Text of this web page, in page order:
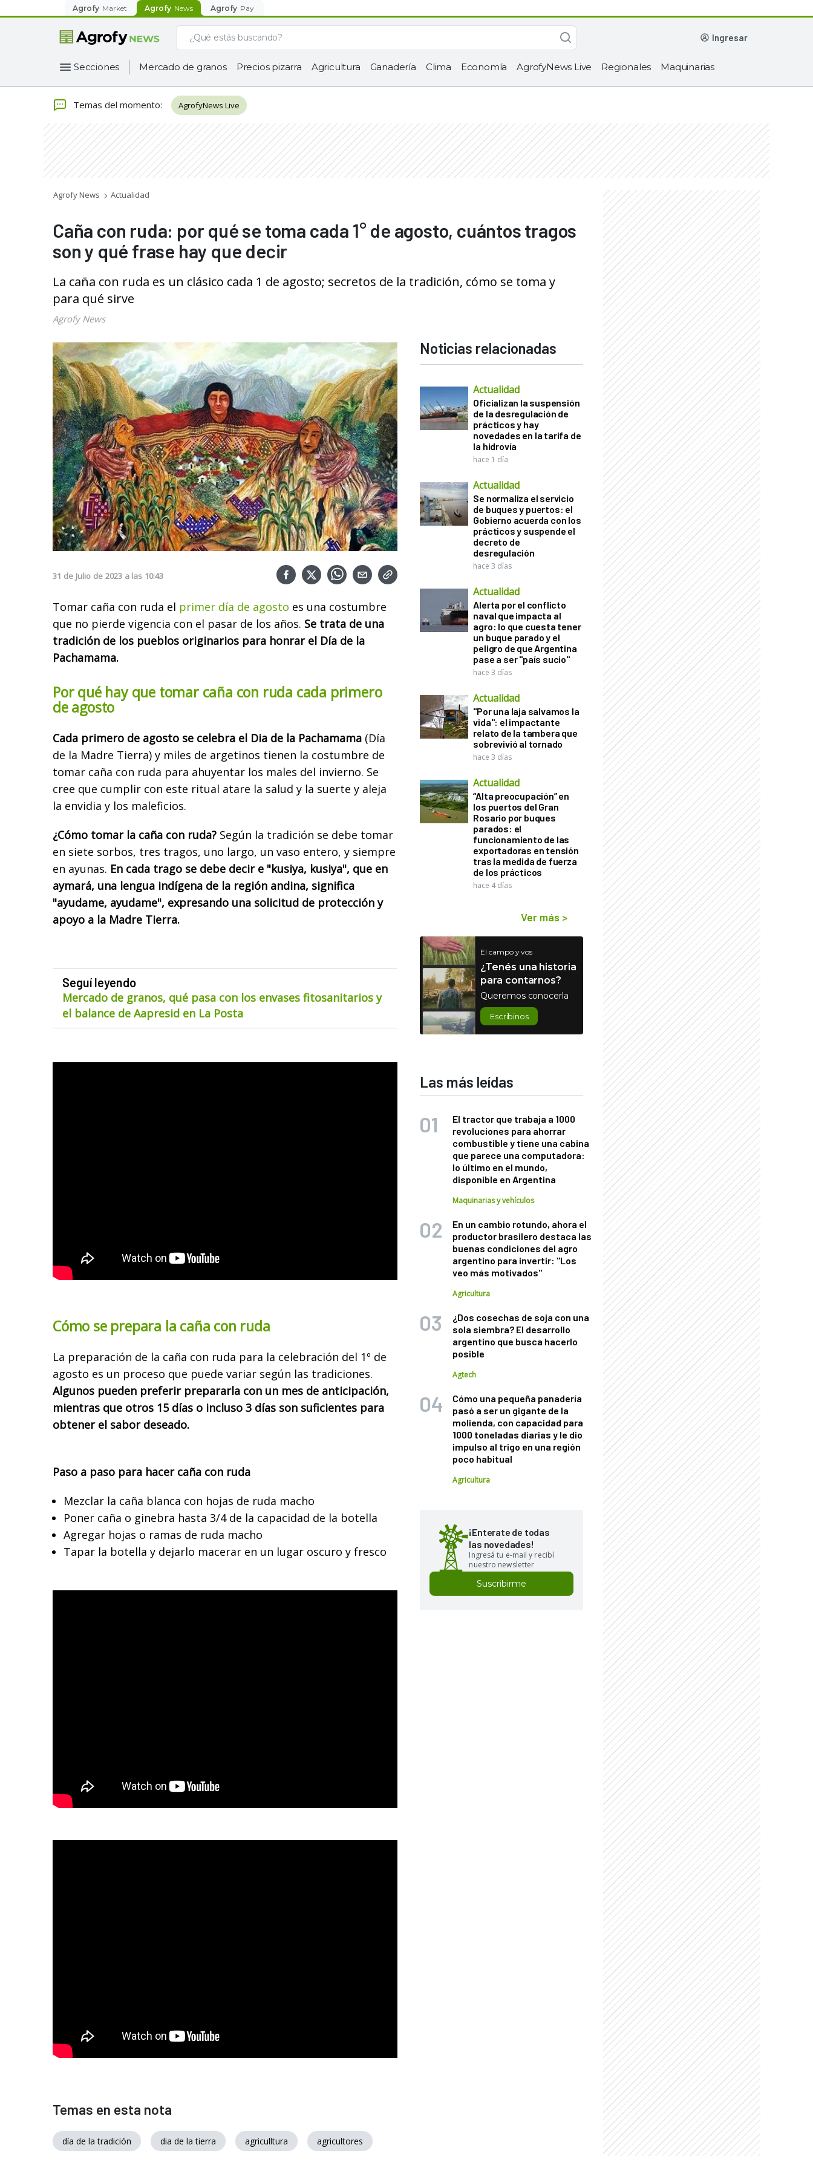
Agrofy Market Agrofy News Agrofy Pay
ingresar
Secciones Mercado de granos Precios pizarra Agricultura Ganadería Clima Economía AgrofyNews Live Regionales Maquinarias
Temas del momento: AgrofyNews Live
Agrofy News Actualidad
Caña con ruda: por qué se toma cada 1° de agosto, cuántos tragos
son y qué frase hay que decir
La caña con ruda es un clásico cada 1 de agosto; secretos de la tradición, cómo se toma y
para qué sirve
Agrofy News
31 de Julio de 2023 a las 10:43
Tomar caña con ruda el primer día de agosto es una costumbre
que no pierde vigencia con el pasar de los años. Se trata de una
tradición de los pueblos originarios para honrar el Día de la
Pachamama.
Por qué hay que tomar caña con ruda cada primero
de agosto
Cada primero de agosto se celebra el Dia de la Pachamama (Día
de la Madre Tierra) y miles de argetinos tienen la costumbre de
tomar caña con ruda para ahuyentar los males del invierno. Se
cree que cumplir con este ritual atare la salud y la suerte y aleja
la envidia y los maleficios.
¿Cómo tomar la caña con ruda? Según la tradición se debe tomar
en siete sorbos, tres tragos, uno largo, un vaso entero, y siempre
en ayunas. En cada trago se debe decir e "kusiya, kusiya", que en
aymará, una lengua indígena de la región andina, significa
"ayudame, ayudame", expresando una solicitud de protección y
apoyo a la Madre Tierra.
Seguí leyendo
Mercado de granos, qué pasa con los envases fitosanitarios y
el balance de Aapresid en La Posta
Cómo se prepara la caña con ruda
La preparación de la caña con ruda para la celebración del 1º de
agosto es un proceso que puede variar según las tradiciones.
Algunos pueden preferir prepararla con un mes de anticipación,
mientras que otros 15 días o incluso 3 días son suficientes para
obtener el sabor deseado.
Paso a paso para hacer caña con ruda
Mezclar la caña blanca con hojas de ruda macho
Poner caña o ginebra hasta 3/4 de la capacidad de la botella
Agregar hojas o ramas de ruda macho
Tapar la botella y dejarlo macerar en un lugar oscuro y fresco
Noticias relacionadas
Actualidad
Oficializan la suspensión
de la desregulación de
prácticos y hay
novedades en la tarifa de
la hidrovía
hace 1 día
Actualidad
Se normaliza el servicio
de buques y puertos: el
Gobierno acuerda con los
prácticos y suspende el
decreto de
desregulación
hace 3 días
Actualidad
Alerta por el conflicto
naval que impacta al
agro: lo que cuesta tener
un buque parado y el
peligro de que Argentina
pase a ser "país sucio"
hace 3 días
Actualidad
"Por una laja salvamos la
vida": el impactante
relato de la tambera que
sobrevivió al tornado
hace 3 días
Actualidad
“Alta preocupación” en
los puertos del Gran
Rosario por buques
parados: el
funcionamiento de las
exportadoras en tensión
tras la medida de fuerza
de los prácticos
hace 4 días
Ver más >
El campo y vos
¿Tenés una historia
para contarnos?
Queremos conocerla
Escribinos
Las más leídas
El tractor que trabaja a 1000
revoluciones para ahorrar
combustible y tiene una cabina
que parece una computadora:
lo último en el mundo,
disponible en Argentina
Maquinarias y vehículos
En un cambio rotundo, ahora el
productor brasilero destaca las
buenas condiciones del agro
argentino para invertir: "Los
veo más motivados"
Agricultura
¿Dos cosechas de soja con una
sola siembra? El desarrollo
argentino que busca hacerlo
posible
Agtech
Cómo una pequeña panadería
pasó a ser un gigante de la
molienda, con capacidad para
1000 toneladas diarias y le dio
impulso al trigo en una región
poco habitual
Agricultura
¡Enterate de todas
las novedades!
Ingresá tu e-mail y recibí
nuestro newsletter
Suscribirme
Temas en esta nota
día de la tradición dia de la tierra agriculltura agricultores